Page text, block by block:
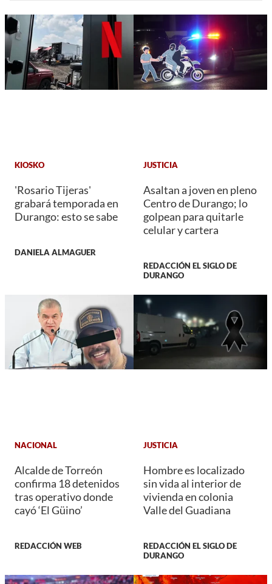
KIOSKO
'Rosario Tijeras'
grabará temporada en
Durango: esto se sabe
DANIELA ALMAGUER
JUSTICIA
Asaltan a joven en pleno
Centro de Durango; lo
golpean para quitarle
celular y cartera
REDACCIÓN EL SIGLO DE
DURANGO
NACIONAL
Alcalde de Torreón
confirma 18 detenidos
tras operativo donde
cayó ‘El Güino’
REDACCIÓN WEB
JUSTICIA
Hombre es localizado
sin vida al interior de
vivienda en colonia
Valle del Guadiana
REDACCIÓN EL SIGLO DE
DURANGO